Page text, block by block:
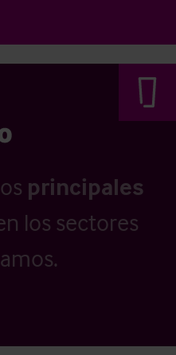
principales
los sectores